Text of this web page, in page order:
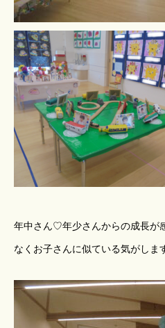
年中さん♡年少さんからの成長が
なくお子さんに似ている気がしま